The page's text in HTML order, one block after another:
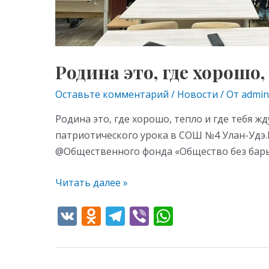
Родина это, где
Оставьте комментарий / Новости / От admin
Родина это, где хорошо, тепло и где тебя
патриотического урока в СОШ №4 Улан-
@Общественного фонда «Общество без
Читать далее »
V O
n
T
e
Vi
er at